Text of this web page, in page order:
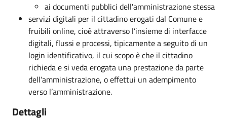
ai documenti pubblici dell'amministrazione stessa
servizi digitali per il cittadino erogati dal Comune e
fruibili online, cioè attraverso l’insieme di interfacce
digitali, flussi e processi, tipicamente a seguito di un
login identificativo, il cui scopo è che il cittadino
richieda e si veda erogata una prestazione da parte
dell’amministrazione, o effettui un adempimento
verso l’amministrazione.
Dettagli